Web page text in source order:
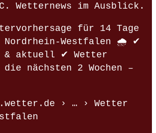
Wetternews im Ausblick.
für 14 Tage
Nordrhein-Westfalen 🌧️ ✔
& aktuell ✔ Wetter
die nächsten 2 Wochen –
› … › Wetter